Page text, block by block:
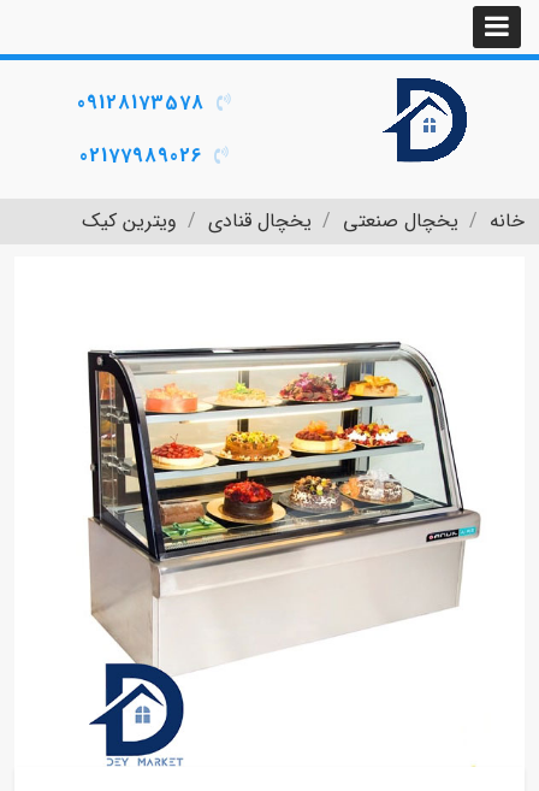
09128173578
02177989026
خانه یخچال صنعتی یخچال قنادی ویترین کیک